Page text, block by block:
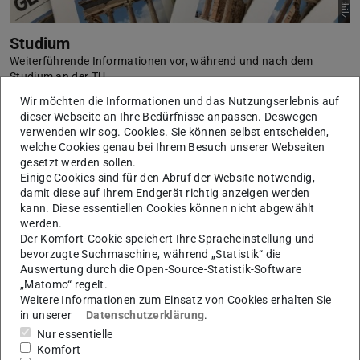
Studium
Weiterführende Informationen vor, während und nach dem
Studium an der TU.
Mehr erfahren
Personen am Institut für Geschichte
Wir möchten die Informationen und das Nutzungserlebnis auf
dieser Webseite an Ihre Bedürfnisse anpassen. Deswegen
verwenden wir sog. Cookies. Sie können selbst entscheiden,
welche Cookies genau bei Ihrem Besuch unserer Webseiten
gesetzt werden sollen.
Einige Cookies sind für den Abruf der Website notwendig,
damit diese auf Ihrem Endgerät richtig anzeigen werden
kann. Diese essentiellen Cookies können nicht abgewählt
werden.
Der Komfort-Cookie speichert Ihre Spracheinstellung und
bevorzugte Suchmaschine, während „Statistik“ die
Auswertung durch die Open-Source-Statistik-Software
„Matomo“ regelt.
Weitere Informationen zum Einsatz von Cookies erhalten Sie
in unserer
Datenschutzerklärung.
Nur essentielle
Komfort